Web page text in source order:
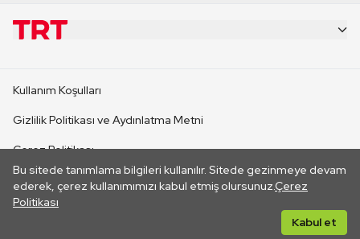
Bu sitede tanımlama bilgileri kullanılır. Sitede gezinmeye devam
ederek, çerez kullanımımızı kabul etmiş olursunuz.Çerez
Politikası
Kabul et
CANLI YAYINLAR
Kullanım Koşulları
Gizlilik Politikası ve Aydınlatma Metni
Çerez Politikası
İletişim
Her hakkı saklıdır. ©2026 TRT. Bağlantı yoluyla gidilen dış